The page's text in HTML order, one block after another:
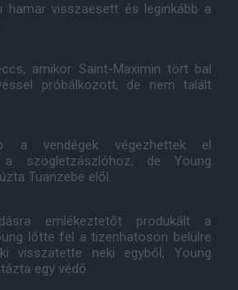
hamar visszaesett és leginkább a
amikor Saint-Maximin tört bal
próbálkozott, de nem talált
a vendégek végezhettek el
a szögletzászlóhoz, de Young
Tuanzebe elől.
emlékeztetőt produkált a
lőtte fel a tizenhatoson belülre
visszatette neki egyből, Young
egy védő.